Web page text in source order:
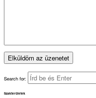
Search for:
Szakterületek